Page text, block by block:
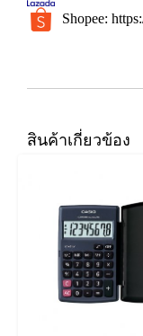
Shopee:
สินค้าเกี่ยวข้อง